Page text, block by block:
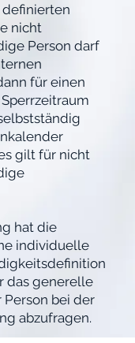
nicht
Person darf
für einen
gilt für nicht
hat die
individuelle
das generelle
bei der
abzufragen.